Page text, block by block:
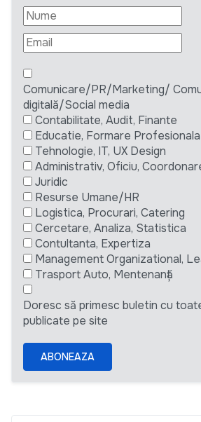
Comunicare/PR/Marketing/
digitală/Social media
Contabilitate, Audit, Finante
Educatie, Formare Profesionala
Tehnologie, IT, UX Design
Administrativ, Oficiu,
Juridic
Resurse Umane/HR
Logistica, Procurari, Catering
Cercetare, Analiza, Statistica
Contultanta, Expertiza
Management Organizational,
Trasport Auto, Mentenanță
Doresc să primesc buletin cu
publicate pe site
ABONEAZA